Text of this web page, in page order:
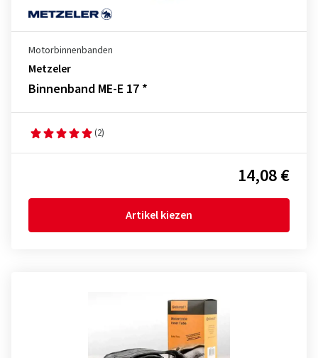
Motorbinnenbanden
Metzeler
Binnenband ME-E 17 *
(2)
14,08 €
Artikel kiezen